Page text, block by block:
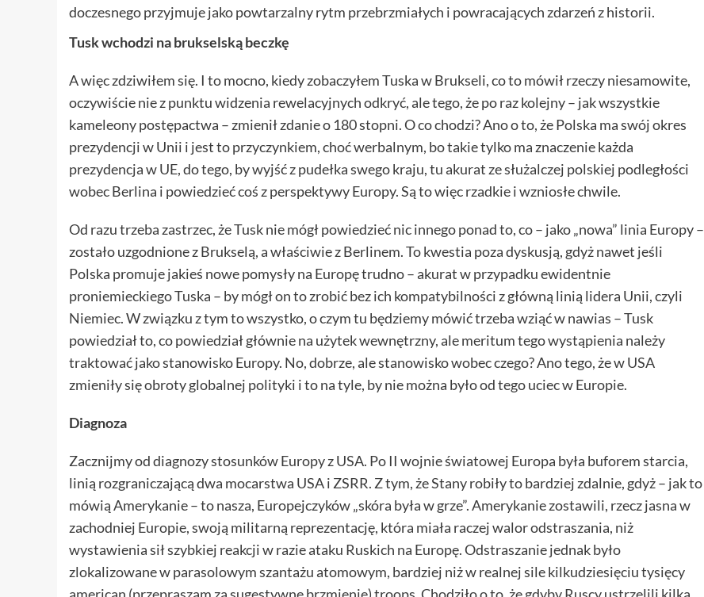
doczesnego przyjmuje jako powtarzalny rytm przebrzmiałych i powracających zdarzeń z historii.
Tusk wchodzi na brukselską beczkę
A więc zdziwiłem się. I to mocno, kiedy zobaczyłem Tuska w Brukseli, co to mówił rzeczy niesamowite,
oczywiście nie z punktu widzenia rewelacyjnych odkryć, ale tego, że po raz kolejny – jak wszystkie
kameleony postępactwa – zmienił zdanie o 180 stopni. O co chodzi? Ano o to, że Polska ma swój okres
prezydencji w Unii i jest to przyczynkiem, choć werbalnym, bo takie tylko ma znaczenie każda
prezydencja w UE, do tego, by wyjść z pudełka swego kraju, tu akurat ze służalczej polskiej podległości
wobec Berlina i powiedzieć coś z perspektywy Europy. Są to więc rzadkie i wzniosłe chwile.
Od razu trzeba zastrzec, że Tusk nie mógł powiedzieć nic innego ponad to, co – jako „nowa” linia Europy –
zostało uzgodnione z Brukselą, a właściwie z Berlinem. To kwestia poza dyskusją, gdyż nawet jeśli
Polska promuje jakieś nowe pomysły na Europę trudno – akurat w przypadku ewidentnie
proniemieckiego Tuska – by mógł on to zrobić bez ich kompatybilności z główną linią lidera Unii, czyli
Niemiec. W związku z tym to wszystko, o czym tu będziemy mówić trzeba wziąć w nawias – Tusk
powiedział to, co powiedział głównie na użytek wewnętrzny, ale meritum tego wystąpienia należy
traktować jako stanowisko Europy. No, dobrze, ale stanowisko wobec czego? Ano tego, że w USA
zmieniły się obroty globalnej polityki i to na tyle, by nie można było od tego uciec w Europie.
Diagnoza
Zacznijmy od diagnozy stosunków Europy z USA. Po II wojnie światowej Europa była buforem starcia,
linią rozgraniczającą dwa mocarstwa USA i ZSRR. Z tym, że Stany robiły to bardziej zdalnie, gdyż – jak to
mówią Amerykanie – to nasza, Europejczyków „skóra była w grze”. Amerykanie zostawili, rzecz jasna w
zachodniej Europie, swoją militarną reprezentację, która miała raczej walor odstraszania, niż
wystawienia sił szybkiej reakcji w razie ataku Ruskich na Europę. Odstraszanie jednak było
zlokalizowane w parasolowym szantażu atomowym, bardziej niż w realnej sile kilkudziesięciu tysięcy